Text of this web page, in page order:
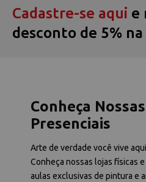
Cadastre-se aqui e
desconto de 5%
Conheça
Presenciais
Arte de verdade você vive
Conheça nossas lojas físicas
aulas exclusivas de pintura e